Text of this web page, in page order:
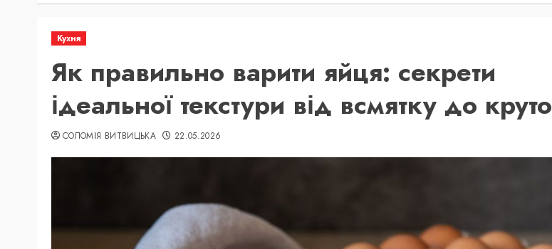
Кухня
Як правильно варити яйця: секрети
ідеальної текстури від всмятку до круто
СОЛОМІЯ ВИТВИЦЬКА 22.05.2026